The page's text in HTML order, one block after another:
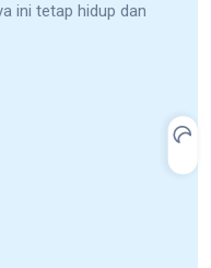
ini tetap hidup dan